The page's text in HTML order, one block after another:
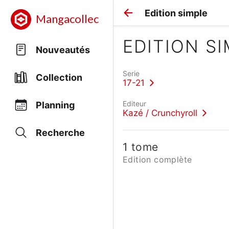
Mangacollec
Nouveautés
Collection
Planning
Recherche
Edition simple
EDITION
Serie
17-21
Editeur
Kazé / Crunchyroll
1 tome
Edition complète